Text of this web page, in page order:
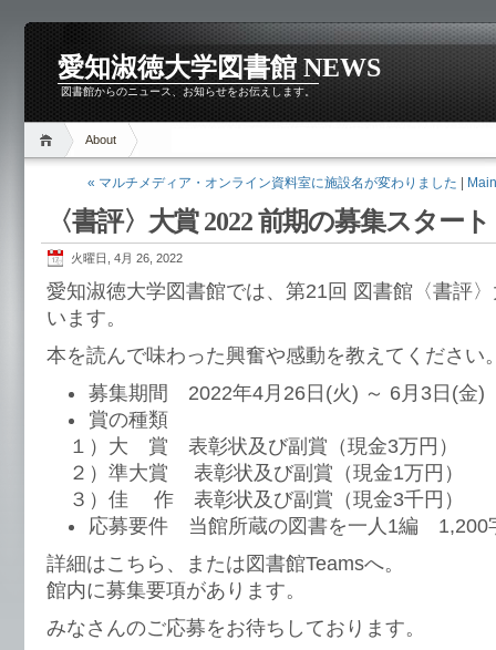
愛知淑徳大学図書館 NEWS
図書館からのニュース、お知らせをお伝えします。
About
« マルチメディア・オンライン資料室に施設名が変わりました Main
〈書評〉大賞 2022 前期の募集スタート
火曜日, 4月 26, 2022
愛知淑徳大学図書館では、第21回 図書館〈書評
います。
本を読んで味わった興奮や感動を教えてください
募集期間 2022年4月26日(火) ～ 6月3日(金)
賞の種類
１）大 賞 表彰状及び副賞（現金3万円）
２）準大賞 表彰状及び副賞（現金1万円）
３）佳 作 表彰状及び副賞（現金3千円）
応募要件 当館所蔵の図書を一人1編 1,200
詳細はこちら、または図書館Teamsへ。
館内に募集要項があります。
みなさんのご応募をお待ちしております。